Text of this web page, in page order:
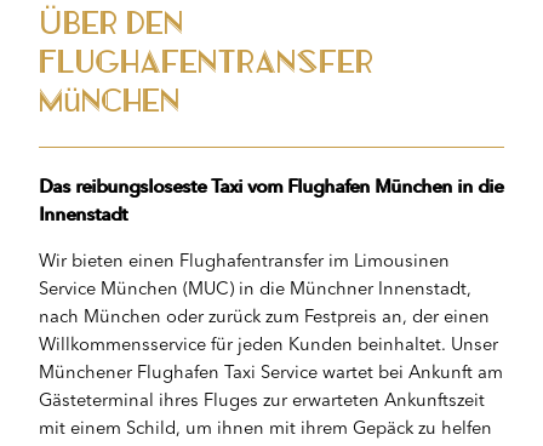
Über den
Flughafentransfer
München
Das reibungsloseste Taxi vom Flughafen München in die
Innenstadt
Wir bieten einen Flughafentransfer im Limousinen
Service München (MUC) in die Münchner Innenstadt,
nach München oder zurück zum Festpreis an, der einen
Willkommensservice für jeden Kunden beinhaltet. Unser
Münchener Flughafen Taxi Service wartet bei Ankunft am
Gästeterminal ihres Fluges zur erwarteten Ankunftszeit
mit einem Schild, um ihnen mit ihrem Gepäck zu helfen